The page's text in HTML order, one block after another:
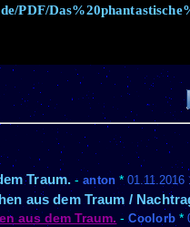
PDF/
Traum. -anton *01.11.2016
aus dem Traum /
aus dem Traum. -Coolorb *